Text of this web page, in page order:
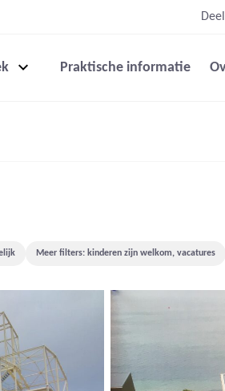
Praktische informatie
Meer filters: kinderen zijn welkom, vacatures